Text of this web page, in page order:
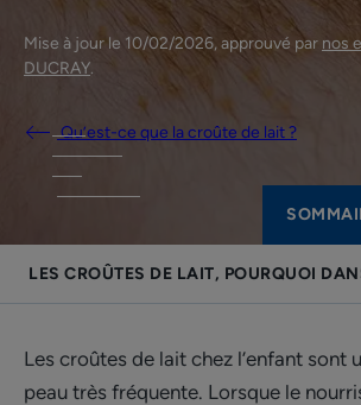
Mise à jour le 10/02/2026, approuvé par nos
DUCRAY.
Qu’est-ce que la croûte de lait ?
LES CROÛTES DE LAIT, POURQUOI
Les croûtes de lait chez l’enfant sont
peau très fréquente. Lorsque le